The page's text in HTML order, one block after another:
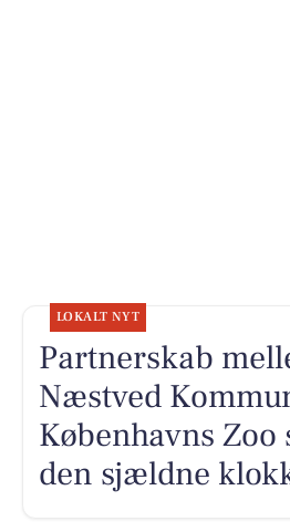
LOKALT NYT
Partnerskab
Næstved
Københavns Zoo
den sjældne